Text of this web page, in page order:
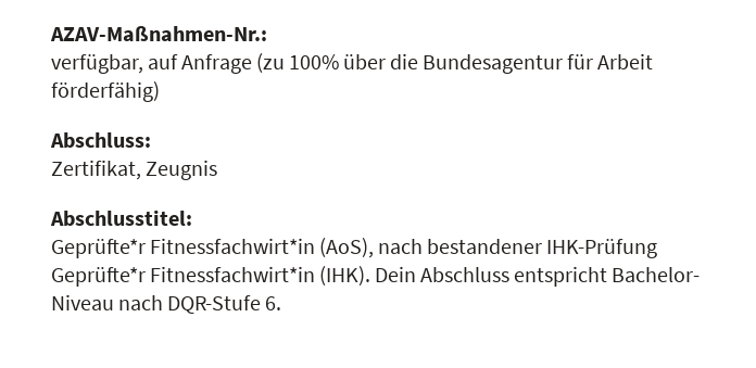
AZAV-Maßnahmen-Nr.:
verfügbar, auf Anfrage (zu 100% über die Bundesagentur für Arbeit
förderfähig)
Abschluss:
Zertifikat, Zeugnis
Abschlusstitel:
Geprüfte*r Fitnessfachwirt*in (AoS), nach bestandener IHK-Prüfung
Geprüfte*r Fitnessfachwirt*in (IHK). Dein Abschluss entspricht Bachelor-
Niveau nach DQR-Stufe 6.